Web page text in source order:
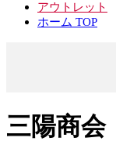
アウトレット
ホーム TOP
三陽商会